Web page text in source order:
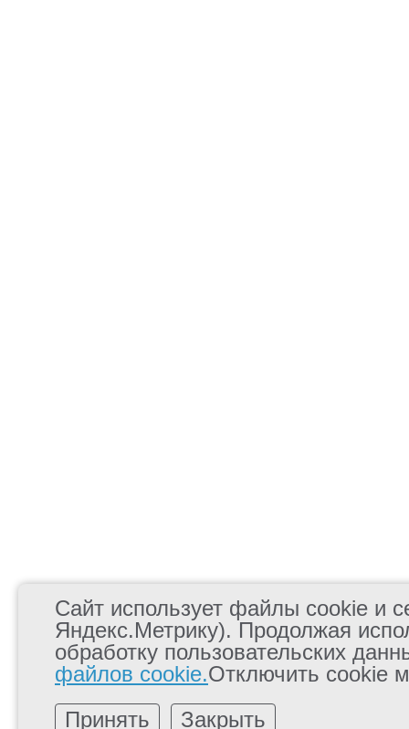
Сайт использует файлы cookie и
Яндекс.Метрику). Продолжая
обработку пользовательских
файлов cookie.Отключить cookie
Принять
Закрыть